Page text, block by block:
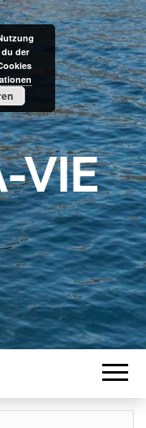
VIE
der